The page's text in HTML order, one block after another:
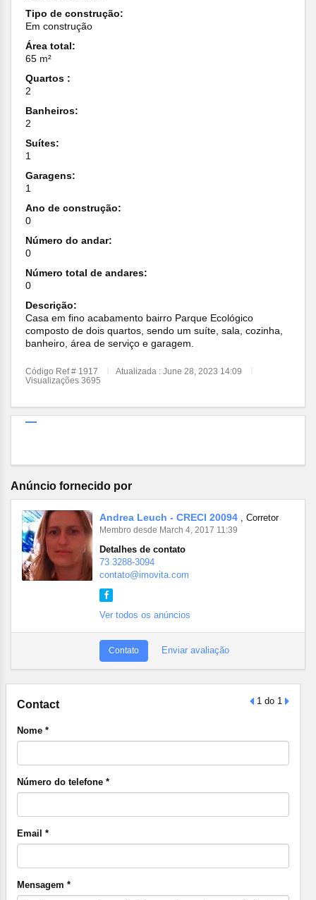
Tipo de construção:
Em construção
Área total:
65 m²
Quartos :
2
Banheiros:
2
Suítes:
1
Garagens:
1
Ano de construção:
0
Número do andar:
0
Número total de andares:
0
Descrição:
Casa em fino acabamento bairro Parque Ecológico
composto de dois quartos, sendo um suíte, sala, cozinha,
banheiro, área de serviço e garagem.
Código Ref # 1917
Atualizada : June 28, 2023 14:09
Visualizações 3695
Anúncio fornecido por
Andrea Leuch - CRECI 20094 , Corretor
Membro desde March 4, 2017 11:39
Detalhes de contato
73 3288-3094
contato@imovita.com
Ver todos os anúncios
Contato Enviar avaliação
1 do 1
Contact
Nome *
Número do telefone *
Email *
Mensagem *